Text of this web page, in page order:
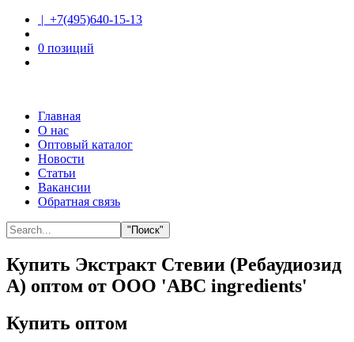
| +7(495)640-15-13
0 позиций
Главная
О нас
Оптовый каталог
Новости
Статьи
Вакансии
Обратная связь
"Поиск"
Купить Экстракт Стевии (Ребаудиозид
А) оптом от ООО 'ABC ingredients'
Купить оптом